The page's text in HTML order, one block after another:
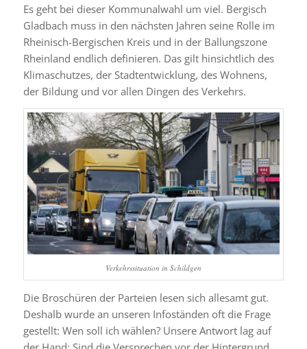
Es geht bei dieser Kommunalwahl um viel. Bergisch
Gladbach muss in den nächsten Jahren seine Rolle im
Rheinisch-Bergischen Kreis und in der Ballungszone
Rheinland endlich definieren. Das gilt hinsichtlich des
Klimaschutzes, der Stadtentwicklung, des Wohnens,
der Bildung und vor allen Dingen des Verkehrs.
Verkehrssituation in Schildgen
Die Broschüren der Parteien lesen sich allesamt gut.
Deshalb wurde an unseren Infoständen oft die Frage
gestellt: Wen soll ich wählen? Unsere Antwort lag auf